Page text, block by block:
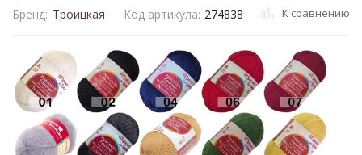
Бренд: Троицкая Код артикула: 274838 К сравнению